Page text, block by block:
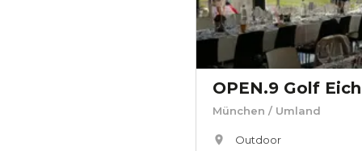
OPEN.9 Golf
München / Umland
Outdoor